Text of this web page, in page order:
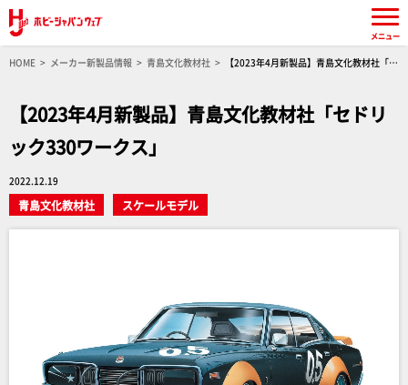
HOME メーカー新製品情報 青島文化教材社
【2023年4月新製品】青島文化教材社「セ
【2023年4月新製品】青島文化教材社「セドリ
ック330ワークス」
2022.12.19
青島文化教材社 スケールモデル
メニュー